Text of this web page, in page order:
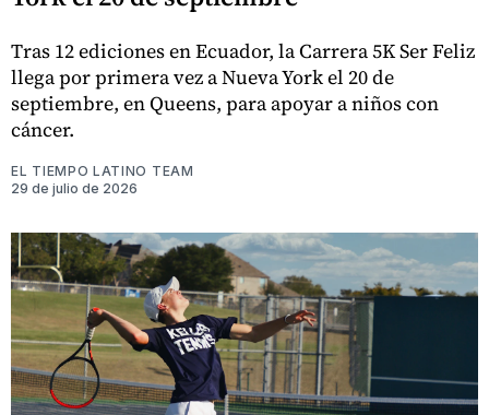
Tras 12 ediciones en Ecuador, la Carrera 5K Ser Feliz
llega por primera vez a Nueva York el 20 de
septiembre, en Queens, para apoyar a niños con
cáncer.
EL TIEMPO LATINO TEAM
29 de julio de 2026